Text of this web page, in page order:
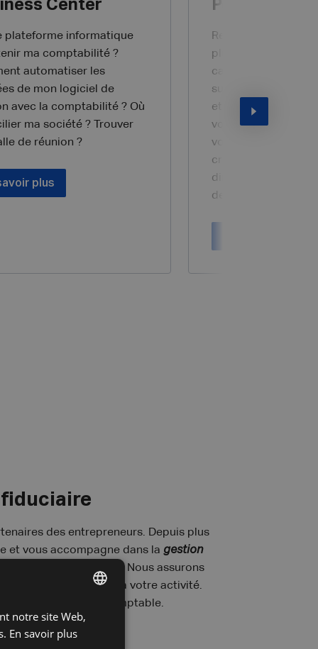
Center
plateforme informatique
ma comptabilité ?
automatiser les
de mon logiciel de
avec la comptabilité ? Où
ma société ? Trouver
de réunion ?
plus
Postuler
Rejoignez AGEFI et
plus qu’évoluer
carrière: devenez
succès des
et Soignies. En tant
vous n’êtes pas
vous êtes un
croissance
directement à
de notre
fiduciaire
des entrepreneurs. Depuis plus
et vous accompagne dans la gestion
au quotidien. Nous assurons
de gestion spécifiques à votre activité.
comme expert-comptable.
DUTCH
FRENCH
notre site Web,
En savoir plus